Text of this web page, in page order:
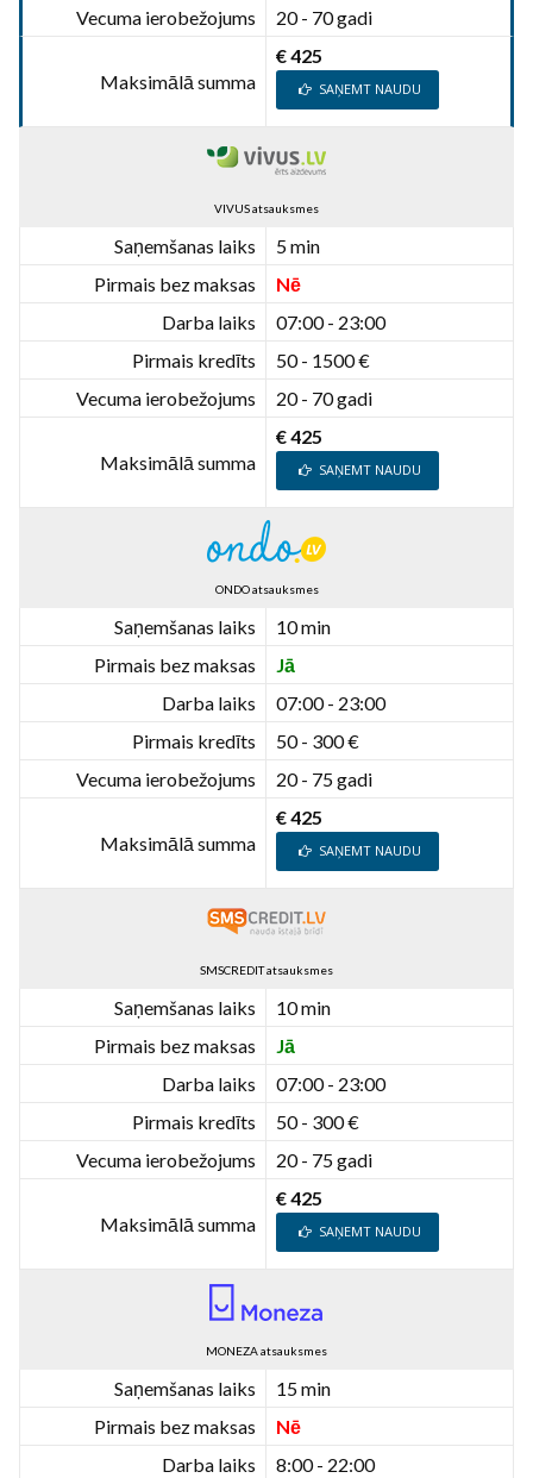
Vecuma ierobežojums
20 - 70 gadi
Maksimālā summa
€ 425
SAŅEMT NAUDU
VIVUS atsauksmes
Saņemšanas laiks
5 min
Pirmais bez maksas
Nē
Darba laiks
07:00 - 23:00
Pirmais kredīts
50 - 1500 €
Vecuma ierobežojums
20 - 70 gadi
Maksimālā summa
€ 425
SAŅEMT NAUDU
ONDO atsauksmes
Saņemšanas laiks
10 min
Pirmais bez maksas
Jā
Darba laiks
07:00 - 23:00
Pirmais kredīts
50 - 300 €
Vecuma ierobežojums
20 - 75 gadi
Maksimālā summa
€ 425
SAŅEMT NAUDU
SMSCREDIT atsauksmes
Saņemšanas laiks
10 min
Pirmais bez maksas
Jā
Darba laiks
07:00 - 23:00
Pirmais kredīts
50 - 300 €
Vecuma ierobežojums
20 - 75 gadi
Maksimālā summa
€ 425
SAŅEMT NAUDU
MONEZA atsauksmes
Saņemšanas laiks
15 min
Pirmais bez maksas
Nē
Darba laiks
8:00 - 22:00